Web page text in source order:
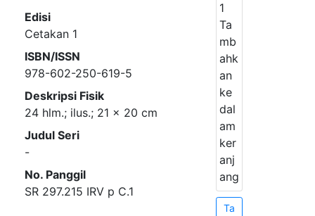
Edisi
Cetakan 1
ISBN/ISSN
978-602-250-619-5
Deskripsi Fisik
24 hlm.; ilus.; 21 x 20 cm
Judul Seri
-
No. Panggil
SR 297.215 IRV p C.1
1
Ta
mb
ahk
an
ke
dal
am
ker
anj
ang
Ta